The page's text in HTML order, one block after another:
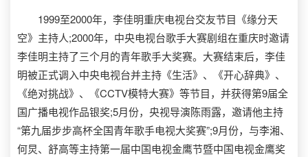
1999至2000年，李佳明重庆电视台交友节目《缘分天
空》主持人;2000年，中央电视台歌手大赛剧组在重庆时邀请
李佳明主持了三个月的青年歌手大奖赛。大赛结束后，李佳
明被正式调入中央电视台并主持《生活》、《开心辞典》、
《绝对挑战》、《CCTV模特大赛》等节目，并获得第9届全
国广播电视作品银奖;5月份，央视导演陈雨露，邀请他主持
“第九届步步高杯全国青年歌手电视大奖赛”;9月份，与李湘、
何炅、舒高等主持第一届中国电视金鹰节暨中国电视金鹰奖